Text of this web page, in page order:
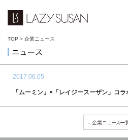
TOP > 企業ニュース
2017.06.05
「ムーミン」×「レイジースーザン」コラ